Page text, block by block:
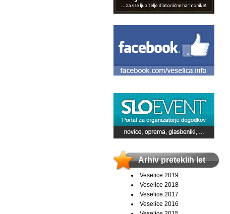
Arhiv preteklih let
Veselice 2019
Veselice 2018
Veselice 2017
Veselice 2016